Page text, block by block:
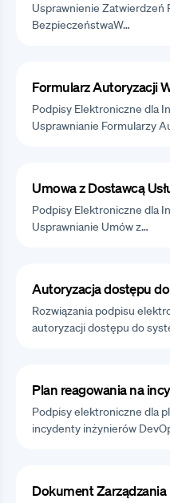
Usprawnienie Zatwierdzeń
BezpieczeństwaW…
Formularz Autoryzacji
Podpisy Elektroniczne dla
Usprawnianie Formularzy
Umowa z Dostawcą
Podpisy Elektroniczne dla
Usprawnianie Umów z…
Autoryzacja dostępu
Rozwiązania podpisu
autoryzacji dostępu do
Plan reagowania na
Podpisy elektroniczne dla
incydenty inżynierów
Dokument